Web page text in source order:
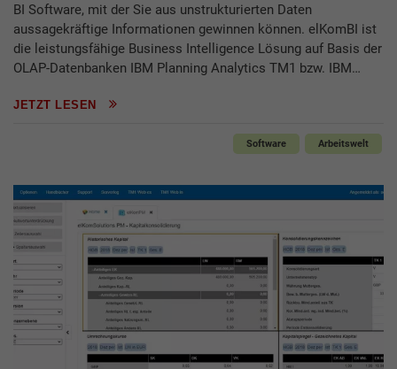
BI Software, mit der Sie aus unstrukturierten Daten
aussagekräftige Informationen gewinnen können. elKomBI ist
die leistungsfähige Business Intelligence Lösung auf Basis der
OLAP-Datenbanken IBM Planning Analytics TM1 bzw. IBM…
JETZT LESEN
Software Arbeitswelt